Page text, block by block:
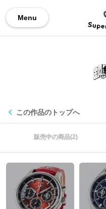
Menu
この作品のトップへ
販売中の商品(2)